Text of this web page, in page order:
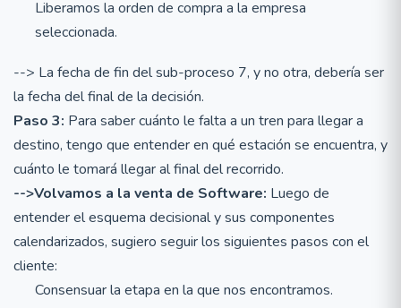
Liberamos la orden de compra a la empresa
seleccionada.
--> La fecha de fin del sub-proceso 7, y no otra, debería ser
la fecha del final de la decisión.
Paso 3: Para saber cuánto le falta a un tren para llegar a
destino, tengo que entender en qué estación se encuentra, y
cuánto le tomará llegar al final del recorrido.
-->Volvamos a la venta de Software: Luego de
entender el esquema decisional y sus componentes
calendarizados, sugiero seguir los siguientes pasos con el
cliente:
Consensuar la etapa en la que nos encontramos.